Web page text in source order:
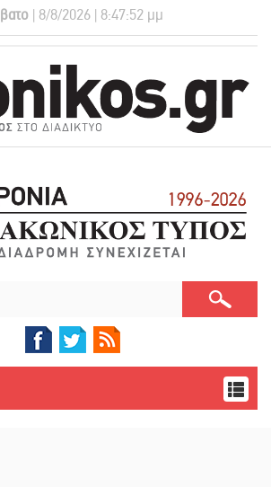
| 8/8/2026 | 8:47:52 μμ